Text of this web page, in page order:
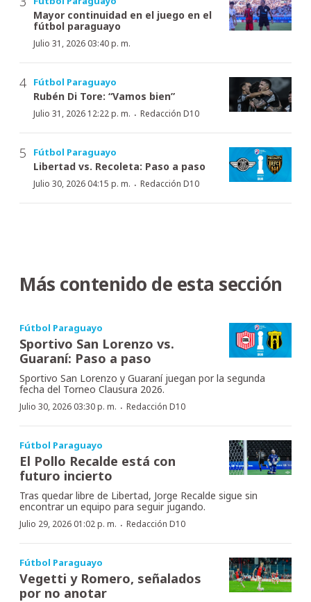
Mayor continuidad en el juego en el
fútbol paraguayo
Julio 31, 2026 03:40 p. m.
Fútbol Paraguayo
Rubén Di Tore: “Vamos bien”
Julio 31, 2026 12:22 p. m. · Redacción D10
Fútbol Paraguayo
Libertad vs. Recoleta: Paso a paso
Julio 30, 2026 04:15 p. m. · Redacción D10
Más contenido de esta sección
Fútbol Paraguayo
Sportivo San Lorenzo vs.
Guaraní: Paso a paso
Sportivo San Lorenzo y Guaraní juegan por la segunda
fecha del Torneo Clausura 2026.
Julio 30, 2026 03:30 p. m. · Redacción D10
Fútbol Paraguayo
El Pollo Recalde está con
futuro incierto
Tras quedar libre de Libertad, Jorge Recalde sigue sin
encontrar un equipo para seguir jugando.
Julio 29, 2026 01:02 p. m. · Redacción D10
Fútbol Paraguayo
Vegetti y Romero, señalados
por no anotar